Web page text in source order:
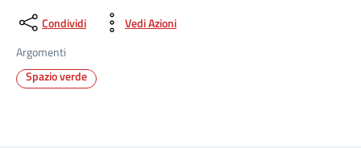
Condividi
Vedi Azioni
Argomenti
Spazio verde